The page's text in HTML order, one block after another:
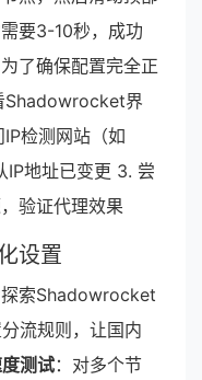
要3-10秒，成功
了确保配置完全正
Shadowrocket界
检测网站（如
地址已变更 3. 尝
验证代理效果
设置
索Shadowrocket
流规则，让国内
测试：对多个节